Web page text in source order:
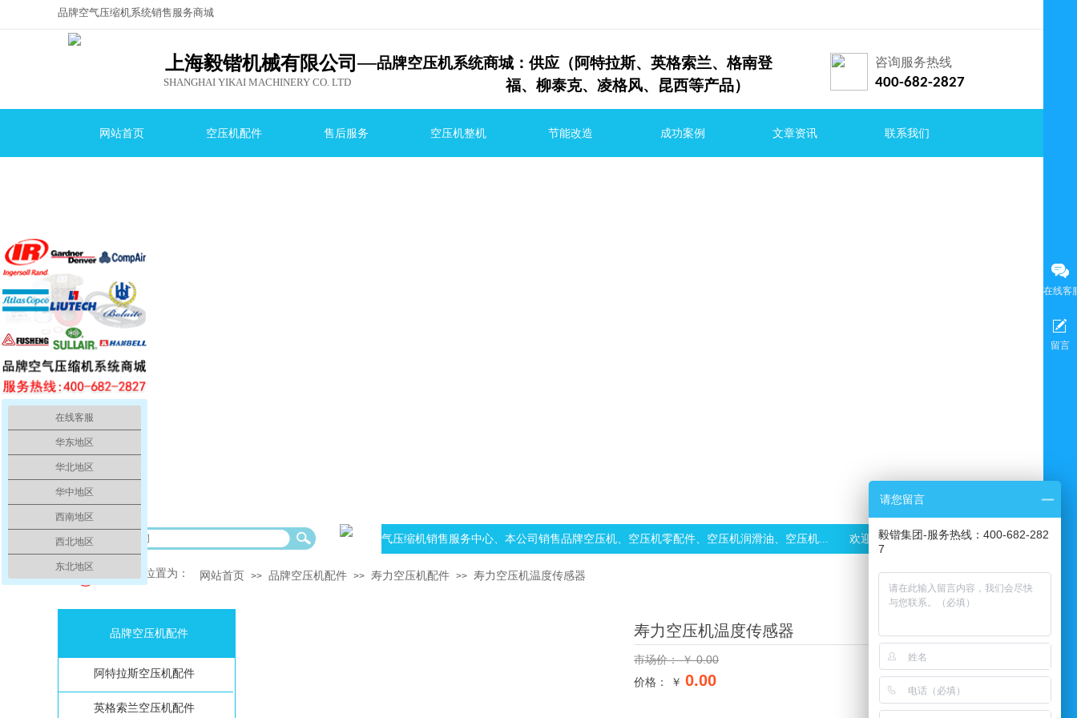
品牌空气压缩机系统销售服务商城
—品牌空压机系统商城：供应（阿特拉斯、英格索兰、格南登
福、 柳泰克、 凌格风、昆西等产品）
上海毅锴机械有限公司 咨询服务热线
400-682-2827
SHANGHAI YIKAI MACHINERY CO. LTD
网站首页 空压机配件 售后服务 空压机整机 节能改造 成功案例 文章资讯 联系我们
欢迎光临空气压缩机销售服务中心、本公司销售品牌空压机、空压机零配件、空压机润滑油、空压机... 欢迎光临空气压缩机销售服务中心、本公司
你的当前位置为： 网站首页 >> 品牌空压机配件 >> 寿力空压机配件 >> 寿力空压机温度传感器
寿力空压机温度传感器
市场价：￥0.00
价格： ￥ 0.00
品牌空压机配件
阿特拉斯空压机配件
英格索兰空压机配件
在线客
留言
在线客服
华东地区
华北地区
华中地区
西南地区
西北地区
东北地区
请您留言
毅锴集团-服务热线：400-682-282